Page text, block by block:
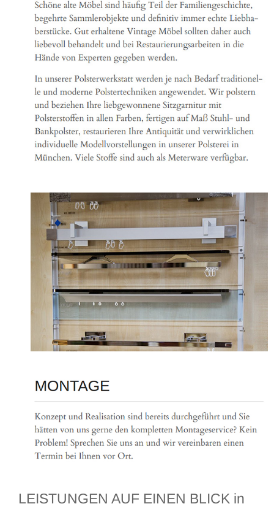
LEISTUNGEN AUF EINEN BLICK in